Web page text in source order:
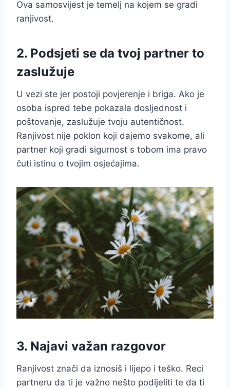
Ova samosvijest je temelj na kojem se gradi
ranjivost.
2. Podsjeti se da tvoj partner to
zaslužuje
U vezi ste jer postoji povjerenje i briga. Ako je
osoba ispred tebe pokazala dosljednost i
poštovanje, zaslužuje tvoju autentičnost.
Ranjivost nije poklon koji dajemo svakome, ali
partner koji gradi sigurnost s tobom ima pravo
čuti istinu o tvojim osjećajima.
3. Najavi važan razgovor
Ranjivost znači da iznosiš i lijepo i teško. Reci
partneru da ti je važno nešto podijeliti te da ti